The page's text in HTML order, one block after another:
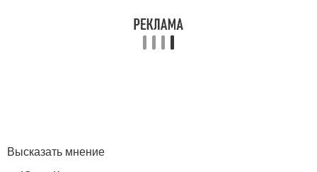
Высказать мнение